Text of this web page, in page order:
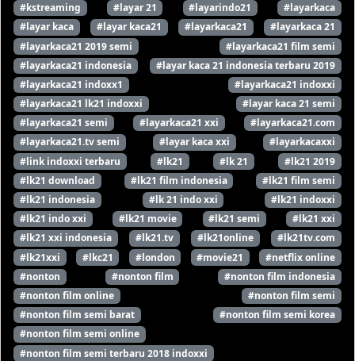
#kstreaming
#layar 21 #layarindo21
#layarkaca
#layar kaca
#layar kaca21 #layarkaca21
#layarkaca 21
#layarkaca21 2019 semi
#layarkaca21 film semi
#layarkaca21 indonesia
#layar kaca 21 indonesia terbaru 2019
#layarkaca21 indoxx1
#layarkaca21 indoxxi
#layarkaca21 lk21 indoxxi
#layar kaca 21 semi
#layarkaca21 semi
#layarkaca21 xxi
#layarkaca21.com
#layarkaca21.tv semi
#layar kaca xxi
#layarkacaxxi
#link indoxxi terbaru
#lk21 #lk 21
#lk21 2019
#lk21 download
#lk21 film indonesia
#lk21 film semi
#lk21 indonesia
#lk 21 indo xxi
#lk21 indoxxi
#lk21 indo xxi
#lk21 movie #lk21 semi
#lk21 xxi
#lk21 xxi indonesia
#lk21.tv #lk21online
#lk21tv.com
#lk21xxi
#lkc21 #london #movie21
#netflix online
#nonton
#nonton film
#nonton film indonesia
#nonton film online
#nonton film semi
#nonton film semi barat
#nonton film semi korea
#nonton film semi online
#nonton film semi terbaru 2018 indoxxi